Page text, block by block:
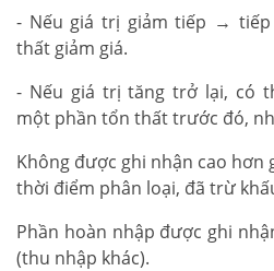
- Nếu giá trị giảm tiếp →
thất giảm giá.
- Nếu giá trị tăng trở lại, có
một phần tổn thất trước đó,
Không được ghi nhận cao hơn
thời điểm phân loại, đã trừ
Phần hoàn nhập được ghi
(thu nhập khác).